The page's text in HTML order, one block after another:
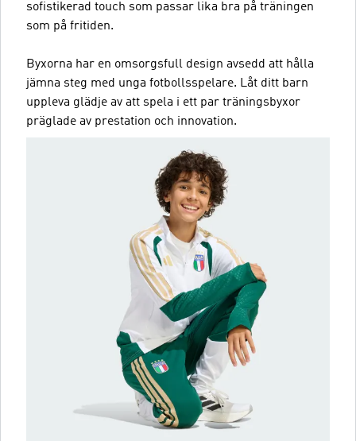
sofistikerad touch som passar lika bra på träningen
som på fritiden.
Byxorna har en omsorgsfull design avsedd att hålla
jämna steg med unga fotbollsspelare. Låt ditt barn
uppleva glädje av att spela i ett par träningsbyxor
präglade av prestation och innovation.